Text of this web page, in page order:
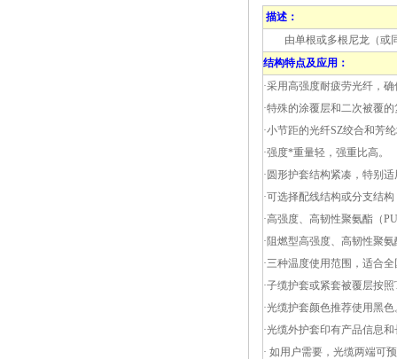
描述：
由单根或多根尼龙（或同
结构特点及应用：
·采用高强度耐疲劳光纤，
·特殊的涂覆层和二次被覆
·小节距的光纤SZ绞合和芳
·强度*重量轻，强重比高。
·圆形护套结构紧凑，特别
·可选择配线结构或分支结
·高强度、高韧性聚氨酯（
·阻燃型高强度、高韧性聚
·三种温度使用范围，适合
·子缆护套或紧套被覆层按
·光缆护套颜色推荐使用黑色
·光缆外护套印有产品信息
· 如用户需要，光缆两端可